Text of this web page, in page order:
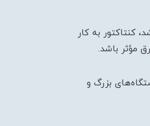
کنتاکتور به کار
مؤثر باشد.
بزرگ و